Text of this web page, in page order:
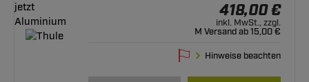
418,00 €
inkl. MwSt., zzgl.
M Versand ab 15,00 €
Hinweise beachten